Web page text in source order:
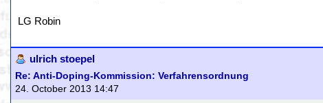
LG Robin
ulrich stoepel
Re: Anti-Doping-Kommission: Verfahrensordnung
24. October 2013 14:47